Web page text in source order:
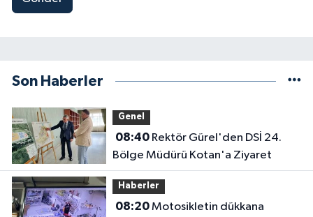
Son Haberler
Genel
08:40Rektör Gürel'den DSİ 24.
Bölge Müdürü Kotan'a Ziyaret
Haberler
08:20Motosikletin dükkana